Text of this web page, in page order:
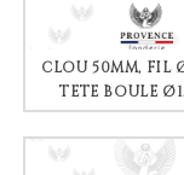
CLOU 50MM, FIL
TÊTE BOULE